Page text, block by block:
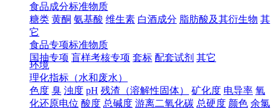
食品成分标准物质
糖类 黄酮 氨基酸 维生素 白酒成分 脂肪酸及其衍生物 其
它
食品专项标准物质
国抽专项 盲样考核专项 套标 配套试剂 其它
环境
理化指标（水和废水）
色度 臭 浊度 pH 残渣（溶解性固体） 矿化度 电导率 氧
化还原电位 酸度 总碱度 游离二氧化碳 总硬度 颜色 余氯